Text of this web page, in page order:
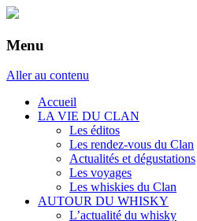
Menu
Aller au contenu
Accueil
LA VIE DU CLAN
Les éditos
Les rendez-vous du Clan
Actualités et dégustations
Les voyages
Les whiskies du Clan
AUTOUR DU WHISKY
L’actualité du whisky